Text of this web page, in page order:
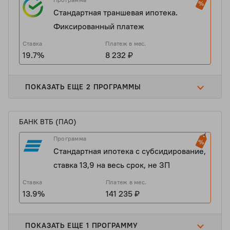
Стандартная траншевая ипотека.
Фиксированный платеж
Ставка
19.7%
Платеж в мес.
8 232 ₽
ПОКАЗАТЬ ЕЩЕ 2 ПРОГРАММЫ
БАНК ВТБ (ПАО)
Программа
Стандартная ипотека с субсидирование,
ставка 13,9 на весь срок, не ЗП
Ставка
13.9%
Платеж в мес.
141 235 ₽
ПОКАЗАТЬ ЕЩЕ 1 ПРОГРАММУ